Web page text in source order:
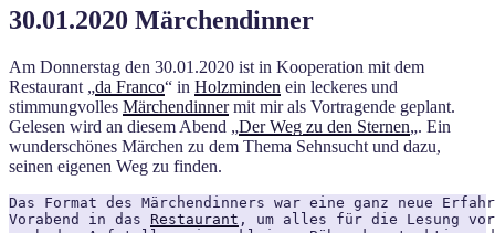
30.01.2020 Märchendinner
Am Donnerstag den 30.01.2020 ist in Kooperation mit dem
Restaurant „da Franco“ in Holzminden ein leckeres und
stimmungvolles Märchendinnermit mir als Vortragende geplant.
Gelesen wird an diesem Abend „Der Weg zu den Sternen„. Ein
wunderschönes Märchen zu dem Thema Sehnsucht und dazu,
seinen eigenen Weg zu finden.
Das Format des Märchendinners war eine ganz neue
Vorabend in das Restaurant , um alles für die Lesung